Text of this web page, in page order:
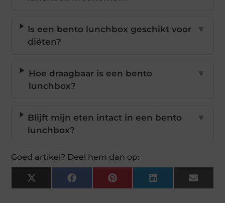
Is een bento lunchbox geschikt voor
diëten?
▼
Hoe draagbaar is een bento
lunchbox?
▼
Blijft mijn eten intact in een bento
lunchbox?
▼
Goed artikel? Deel hem dan op:
X
(Twitter)
FacebookPinterestLinkedInEmail